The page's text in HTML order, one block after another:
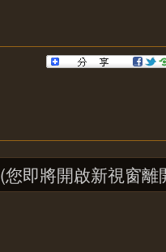
(您即將開啟新視窗離